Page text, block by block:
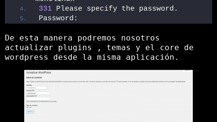
331 Please specify the password.
Password:
De esta manera podremos nosotros
actualizar plugins , temas y el core de
wordpress desde la misma aplicación.